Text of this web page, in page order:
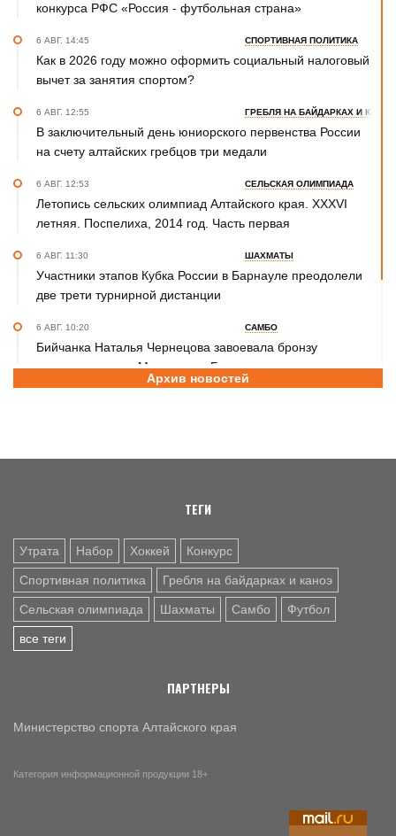
конкурса РФС «Россия - футбольная страна»
6 АВГ. 14:45 СПОРТИВНАЯ ПОЛИТИКА
Как в 2026 году можно оформить социальный налоговый
вычет за занятия спортом?
6 АВГ. 12:55 ГРЕБЛЯ НА БАЙДАРКАХ И КАНОЭ
В заключительный день юниорского первенства России
на счету алтайских гребцов три медали
6 АВГ. 12:53 СЕЛЬСКАЯ ОЛИМПИАДА
Летопись сельских олимпиад Алтайского края. XXXVI
летняя. Поспелиха, 2014 год. Часть первая
6 АВГ. 11:30 ШАХМАТЫ
Участники этапов Кубка России в Барнауле преодолели
две трети турнирной дистанции
6 АВГ. 10:20 САМБО
Бийчанка Наталья Чернецова завоевала бронзу
международного Мемориала Бурдикова
Архив новостей
ТЕГИ
Утрата Набор Хоккей Конкурс
Спортивная политика Гребля на байдарках и каноэ
Сельская олимпиада Шахматы Самбо Футбол
все теги
ПАРТНЕРЫ
Министерство спорта Алтайского края
Категория информационной продукции 18+